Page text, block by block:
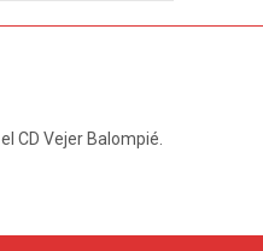
CD Vejer Balompié.